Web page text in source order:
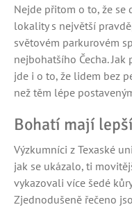
Nejde přitom o to, že se
lokality s největší
světovém parkurovém
nejbohatšího Čecha.
jde i o to, že lidem bez
než těm lépe
Bohatí mají
Výzkumníci z Texaské
jak se ukázalo, ti
vykazovali více šedé
Zjednodušeně řečeno